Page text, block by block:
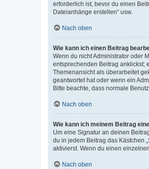
erforderlich ist, bevor du einen
Dateianhänge erstellen“ usw.
Nach oben
Wie kann ich einen Beitrag
Wenn du nicht Administrator oder
entsprechenden Beitrag anklickst;
Themenansicht als überarbeitet
geantwortet hat oder wenn ein
Bitte beachte, dass normale
Nach oben
Wie kann ich meinem Beitrag
Um eine Signatur an deinen
du in jedem Beitrag das Kästchen
aktivierst. Wenn du einen
Nach oben